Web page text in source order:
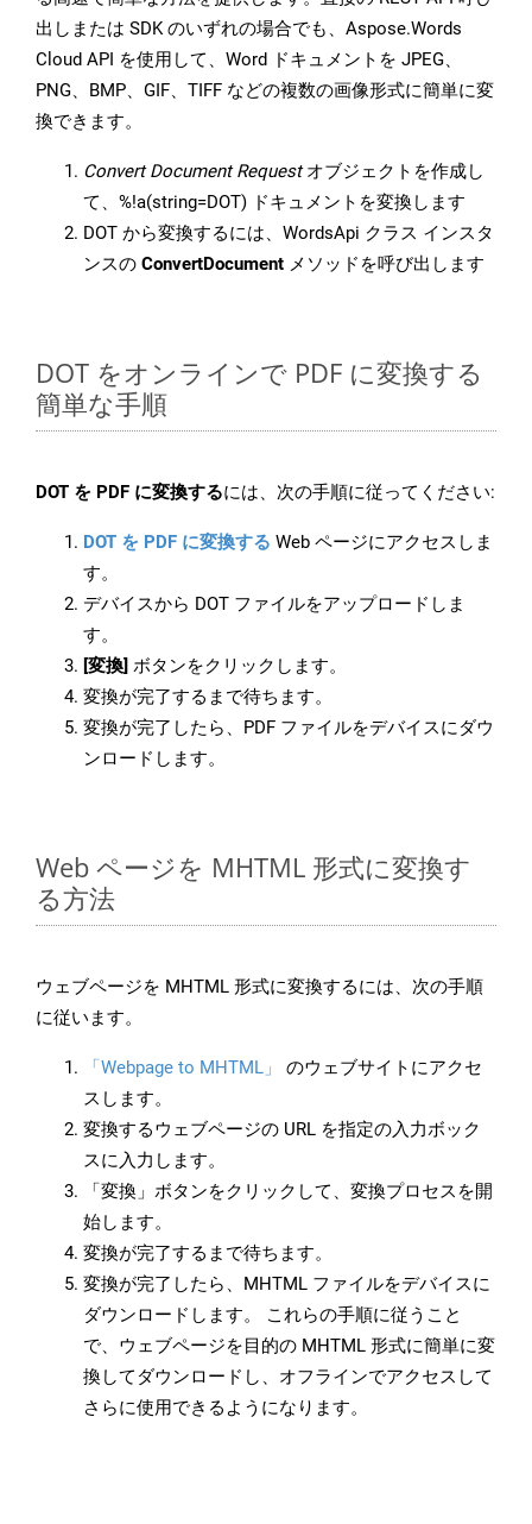
出しまたは SDK のいずれの場合でも、Aspose.Words
Cloud API を使用して、Word ドキュメントを JPEG、
PNG、BMP、GIF、TIFF などの複数の画像形式に簡単に変
換できます。
Convert Document Requestオブジェクトを作成し
て、%!a(string=DOT) ドキュメントを変換します
DOT から変換するには、WordsApi クラス インスタ
ンスの ConvertDocument メソッドを呼び出します
DOT をオンラインで PDF に変換する
簡単な手順
DOT を PDF に変換するには、次の手順に従ってください:
DOT を PDF に変換する Web ページにアクセスしま
す。
デバイスから DOT ファイルをアップロードしま
す。
[変換] ボタンをクリックします。
変換が完了するまで待ちます。
変換が完了したら、PDF ファイルをデバイスにダウ
ンロードします。
Web ページを MHTML 形式に変換す
る方法
ウェブページを MHTML 形式に変換するには、次の手順
に従います。
「Webpage to MHTML」
のウェブサイトにアクセ
スします。
変換するウェブページの URL を指定の入力ボック
スに入力します。
「変換」ボタンをクリックして、変換プロセスを開
始します。
変換が完了するまで待ちます。
変換が完了したら、MHTML ファイルをデバイスに
ダウンロードします。 これらの手順に従うこと
で、ウェブページを目的の MHTML 形式に簡単に変
換してダウンロードし、オフラインでアクセスして
さらに使用できるようになります。